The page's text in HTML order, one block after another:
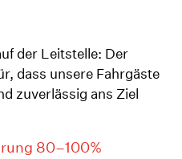
der Leitstelle: Der
dass unsere Fahrgäste
zuverlässig ans Ziel
80–100%